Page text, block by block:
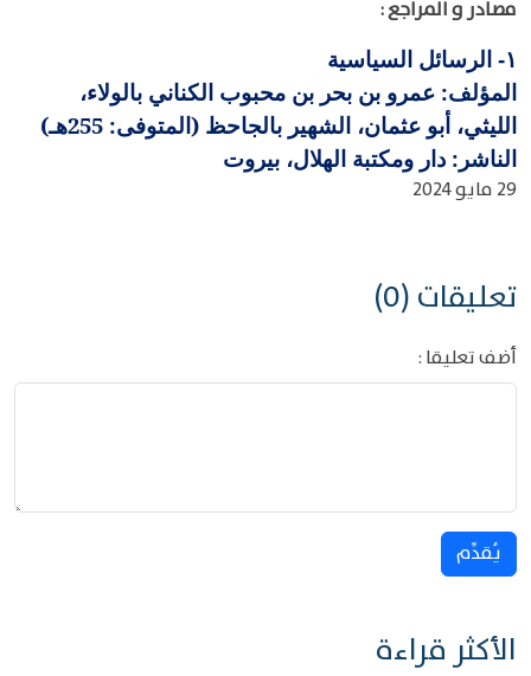
مصادر و المراجع :
١-
الرسائل السياسية
المؤلف: عمرو بن بحر بن محبوب الكناني بالولاء،
الليثي، أبو عثمان، الشهير بالجاحظ (المتوفى: 255هـ)
الناشر: دار ومكتبة الهلال، بيروت
29 مايو 2024
تعليقات (0)
أضف تعليقا :
يُقدِّم
الأكثر قراءة